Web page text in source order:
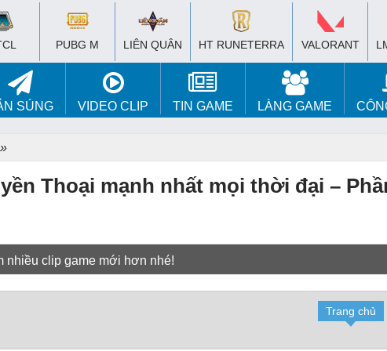
PUBG M LIÊN QUÂN HT RUNETERRA VALORANT
SÚNG VIDEO CLIP TIN GAME LÀNG GAME
»
Thoại mạnh nhất mọi thời đại –
nhiều clip game mới hơn nhé!
Trang chủ